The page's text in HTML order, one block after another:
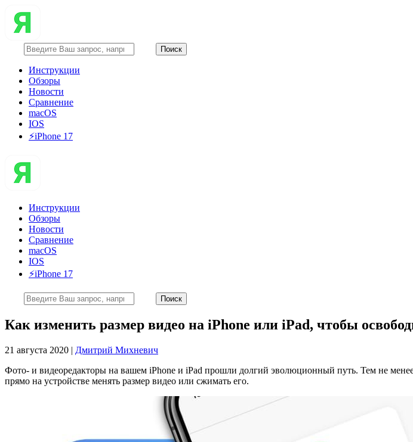
Инструкции
Обзоры
Новости
Сравнение
macOS
IOS
⚡️iPhone 17
Инструкции
Обзоры
Новости
Сравнение
macOS
IOS
⚡️iPhone 17
Как изменить размер видео на iPhone или iPad, чтобы
21 августа 2020 | Дмитрий Михневич
Фото- и видеоредакторы на вашем iPhone и iPad прошли долгий эволюционный путь. Тем не
прямо на устройстве менять размер видео или сжимать его.